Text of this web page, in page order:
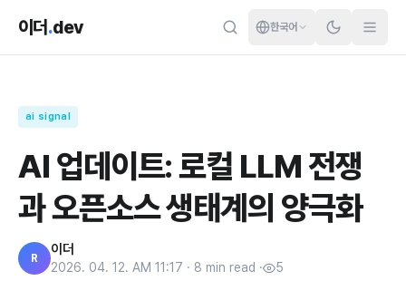
이더 .dev 한국어
ai signal
AI 업데이트: 로컬 LLM 전쟁
과 오픈소스 생태계의 양극화
R
이더
2026. 04. 12. AM 11:17 · 8 min read · 5